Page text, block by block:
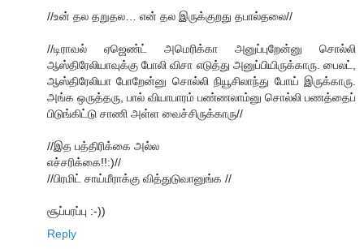
//உன் தல தறுதல… என் தல இருக்குறது தபால்தலை//
//டிராவல் ஏஜெண்ட் அமெரிக்கா அனுப்புறேன்னு சொல்லி
ஆஸ்திரேலியாவுக்கு போலி விசா எடுத்து அனுப்பியிருக்காரு. பைலட்,
ஆஸ்திரேலியா போறேன்னு சொல்லி நியூசிலாந்து போய் இருக்காரு.
அங்க ஒருத்தரு, பால் வியாபாரம் பண்ணலாம்னு சொல்லி பணத்தைப்
பிடுங்கிட்டு சாணி அள்ள வைச்சிருக்காரு//
//இத பத்திரிக்கை அல்ல
எச்சரிக்கை!!:)//
//பிரமிட் சாய்மீராக்கு வித்துடுவானுங்க //
சூப்பரப்பு :-))
Reply